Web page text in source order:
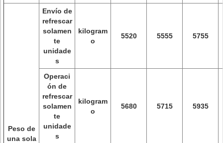
Peso de
una sola
Envío de
refrescar
solamen
te
unidade
s
kilogram
o
5520 5555 5755
Operaci
ón de
refrescar
solamen
te
unidade
s
kilogram
o
5680 5715 5935